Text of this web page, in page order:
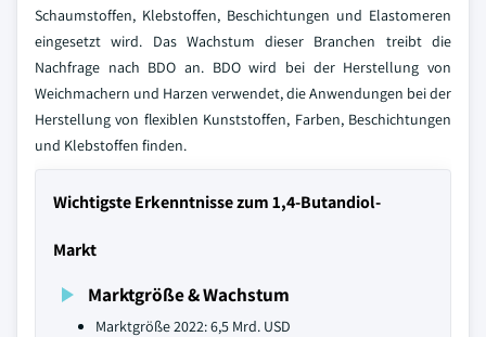
Schaumstoffen, Klebstoffen, Beschichtungen und Elastomeren
eingesetzt wird. Das Wachstum dieser Branchen treibt die
Nachfrage nach BDO an. BDO wird bei der Herstellung von
Weichmachern und Harzen verwendet, die Anwendungen bei der
Herstellung von flexiblen Kunststoffen, Farben, Beschichtungen
und Klebstoffen finden.
Wichtigste Erkenntnisse zum 1,4-Butandiol-
Markt
Marktgröße & Wachstum
Marktgröße 2022: 6,5 Mrd. USD